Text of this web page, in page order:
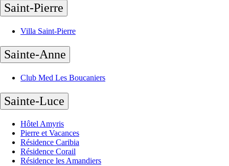
Saint-Pierre
Villa Saint-Pierre
Sainte-Anne
Club Med Les Boucaniers
Sainte-Luce
Hôtel Amyris
Pierre et Vacances
Résidence Caribia
Résidence Corail
Résidence les Amandiers